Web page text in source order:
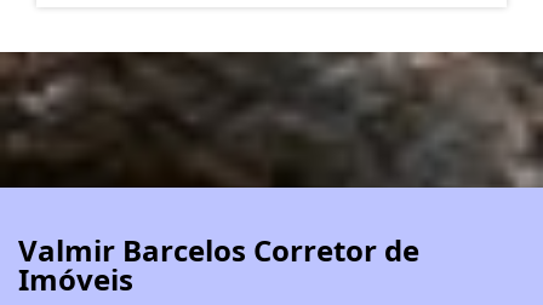
Valmir Barcelos Corretor de
Imóveis